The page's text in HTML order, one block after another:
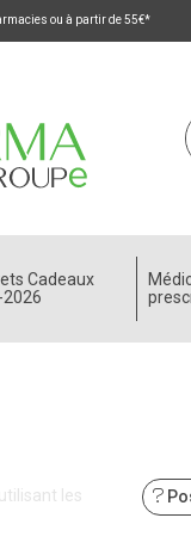
ou à partir de 55€*
en ligne à
Cadeaux
les